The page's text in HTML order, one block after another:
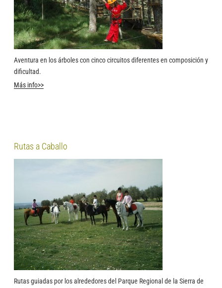
Aventura en los árboles con cinco circuitos diferentes en composición y
dificultad.
Más info>>
Rutas a Caballo
Rutas guiadas por los alrededores del Parque Regional de la Sierra de